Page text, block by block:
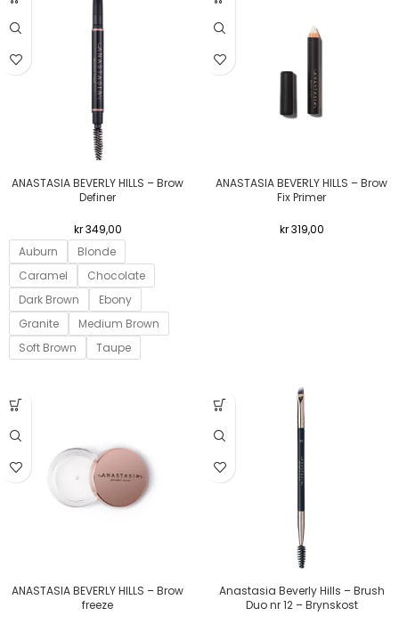
ANASTASIA BEVERLY HILLS – Brow
Definer
kr349,00
Auburn
Blonde
Caramel
Chocolate
Dark Brown
Ebony
Granite
Medium Brown
Soft Brown
Taupe
ANASTASIA BEVERLY HILLS – Brow
Fix Primer
kr319,00
ANASTASIA BEVERLY HILLS – Brow
freeze
Anastasia Beverly Hills – Brush
Duo nr 12 – Brynskost